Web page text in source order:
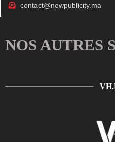
contact@newpublicity.ma
NOS AUTRES